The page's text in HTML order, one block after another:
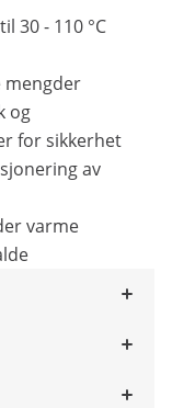
30 - 110 °C
mengder
og
for sikkerhet
av
varme